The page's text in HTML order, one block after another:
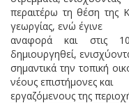
περαιτέρω τη θέση της
γεωργίας, ενώ έγινε
αναφορά και στις
δημιουργηθεί,
σημαντικά την τοπική
νέους επιστήμονες και
εργαζόμενους της